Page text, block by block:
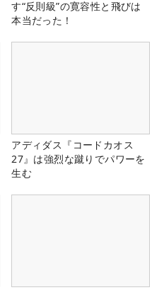
す“反則級”の寛容性と飛びは
本当だった！
アディダス『コードカオス
27』は強烈な蹴りでパワーを
生む